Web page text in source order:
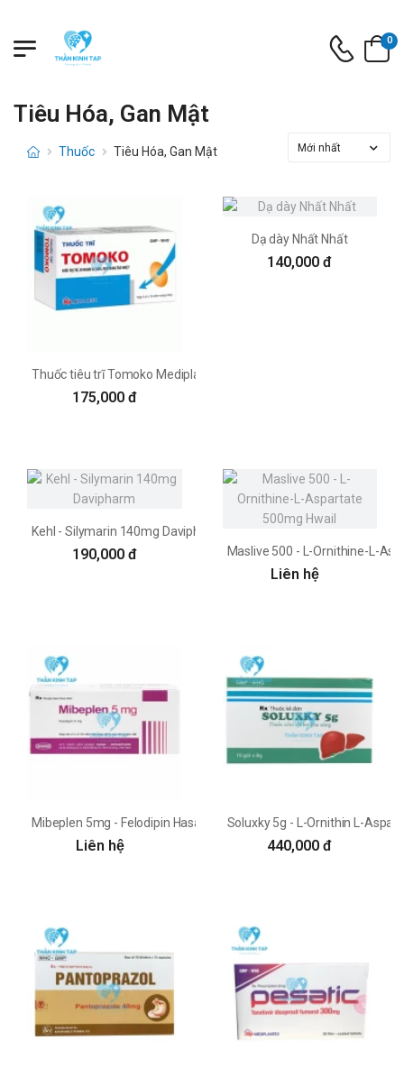
0
Tiêu Hóa, Gan Mật
Thuốc Tiêu Hóa, Gan Mật
Thuốc tiêu trĩ Tomoko Mediplantex
175,000 đ
Dạ dày Nhất Nhất
140,000 đ
Kehl - Silymarin 140mg Davipharm
190,000 đ Maslive 500 - L-Ornithine-L-
Liên hệ
Mibeplen 5mg - Felodipin Hasan - Dermapharm
Liên hệ
Soluxky 5g - L-Ornithin L-
440,000 đ